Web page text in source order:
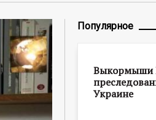
Популярное
Выкормыши
Украине